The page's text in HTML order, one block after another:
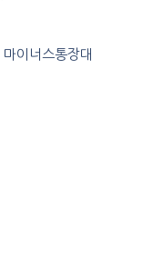
이너스통장대